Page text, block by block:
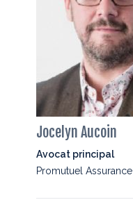
Jocelyn Aucoin
Avocat principal
Promutuel Assurance